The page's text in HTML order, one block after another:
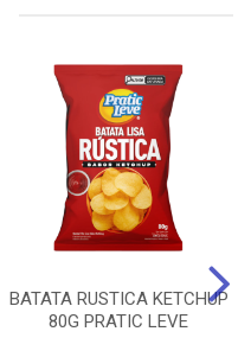
BATATA RUSTICA KETCHUP
80G PRATIC LEVE